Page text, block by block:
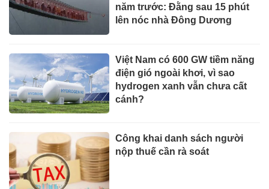
năm trước: Đằng sau 15 phút
lên nóc nhà Đông Dương
Việt Nam có 600 GW tiềm năng
điện gió ngoài khơi, vì sao
hydrogen xanh vẫn chưa cất
cánh?
Công khai danh sách người
nộp thuế cần rà soát